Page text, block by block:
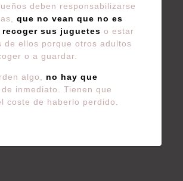
deben responsabilizarse
que no vean que no es
recoger sus juguetes o estar
de ellos porque otros adultos
o a guardar.
algo, no hay que
de inmediato. Tienen que
coste de haberlo perdido.